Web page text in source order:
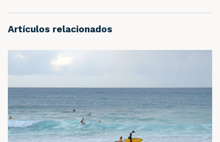
Artículos relacionados